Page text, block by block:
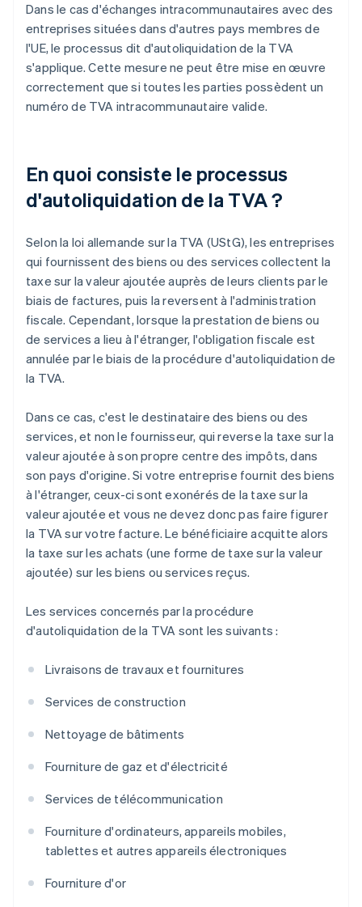
Dans le cas d'échanges intracommunautaires avec des
entreprises situées dans d'autres pays membres de
l'UE, le processus dit d'autoliquidation de la TVA
s'applique. Cette mesure ne peut être mise en œuvre
correctement que si toutes les parties possèdent un
numéro de TVA intracommunautaire valide.
En quoi consiste le processus
d'autoliquidation de la TVA ?
Selon la loi allemande sur la TVA (UStG), les entreprises
qui fournissent des biens ou des services collectent la
taxe sur la valeur ajoutée auprès de leurs clients par le
biais de factures, puis la reversent à l'administration
fiscale. Cependant, lorsque la prestation de biens ou
de services a lieu à l'étranger, l'obligation fiscale est
annulée par le biais de la procédure d'autoliquidation de
la TVA.
Dans ce cas, c'est le destinataire des biens ou des
services, et non le fournisseur, qui reverse la taxe sur la
valeur ajoutée à son propre centre des impôts, dans
son pays d'origine. Si votre entreprise fournit des biens
à l'étranger, ceux-ci sont exonérés de la taxe sur la
valeur ajoutée et vous ne devez donc pas faire figurer
la TVA sur votre facture. Le bénéficiaire acquitte alors
la taxe sur les achats (une forme de taxe sur la valeur
ajoutée) sur les biens ou services reçus.
Les services concernés par la procédure
d'autoliquidation de la TVA sont les suivants :
Livraisons de travaux et fournitures
Services de construction
Nettoyage de bâtiments
Fourniture de gaz et d'électricité
Services de télécommunication
Fourniture d'ordinateurs, appareils mobiles,
tablettes et autres appareils électroniques
Fourniture d'or